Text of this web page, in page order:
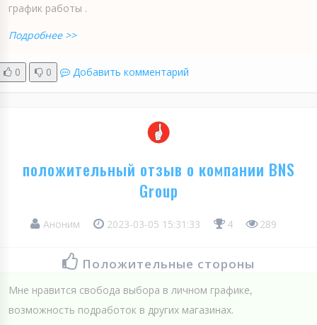
график работы .
Подробнее >>
0 0 Добавить комментарий
положительный отзыв о компании BNS
Group
Аноним 2023-03-05 15:31:33 4 289
Положительные стороны
Мне нравится свобода выбора в личном графике,
возможность подработок в других магазинах.